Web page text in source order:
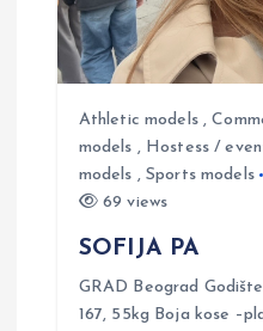
g
Athletic models,
models , Hostess /
models ,Sports models
69 views
SOFIJA PA
GRAD Beograd
167, 55kg Boja kose